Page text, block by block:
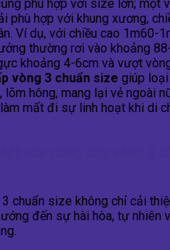
phù hợp với size lớn; một
phù hợp với khung xương,
Ví dụ, với chiều cao 1m60-
thường rơi vào khoảng
khoảng 4-6cm và vượt
vòng 3 chuẩn size giúp
lõm hông, mang lại vẻ ngoài
mất đi sự linh hoạt khi di
3 chuẩn size không chỉ cải
đến sự hài hòa, tự nhiên